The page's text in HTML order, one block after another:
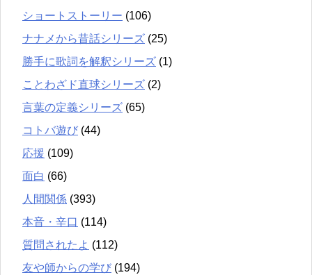
ショートストーリー (106)
ナナメから昔話シリーズ (25)
勝手に歌詞を解釈シリーズ (1)
ことわざド直球シリーズ (2)
言葉の定義シリーズ (65)
コトバ遊び (44)
応援 (109)
面白 (66)
人間関係 (393)
本音・辛口 (114)
質問されたよ (112)
友や師からの学び (194)